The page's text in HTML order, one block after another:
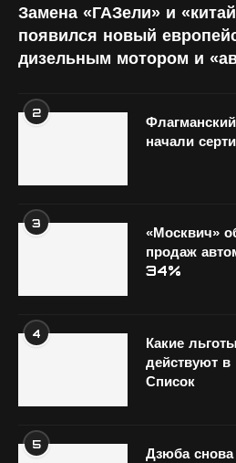
Замена «ГАЗели» и
появился новый
дизельным мотором и
2
начали
3
«Москвич»
продаж
34%
4
Какие
действуют
Список
5
Дзюба снова